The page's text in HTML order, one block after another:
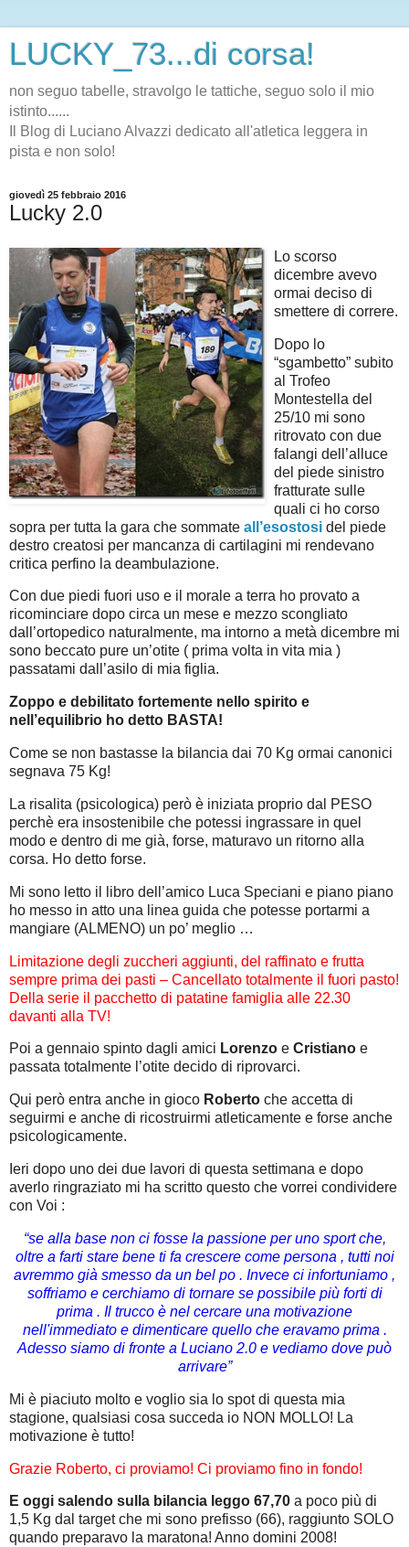
LUCKY_73...di corsa!
non seguo tabelle, stravolgo le tattiche, seguo solo il mio
istinto......
Il Blog di Luciano Alvazzi dedicato all'atletica leggera in
pista e non solo!
giovedì 25 febbraio 2016
Lucky 2.0
Lo scorso
dicembre avevo
ormai deciso di
smettere di correre.
Dopo lo
“sgambetto” subito
al Trofeo
Montestella del
25/10 mi sono
ritrovato con due
falangi dell’alluce
del piede sinistro
fratturate sulle
quali ci ho corso
sopra per tutta la gara che sommate all’esostosi del piede
destro creatosi per mancanza di cartilagini mi rendevano
critica perfino la deambulazione.
Con due piedi fuori uso e il morale a terra ho provato a
ricominciare dopo circa un mese e mezzo scongliato
dall’ortopedico naturalmente, ma intorno a metà dicembre mi
sono beccato pure un’otite ( prima volta in vita mia )
passatami dall’asilo di mia figlia.
Zoppo e debilitato fortemente nello spirito e
nell’equilibrio ho detto BASTA!
Come se non bastasse la bilancia dai 70 Kg ormai canonici
segnava 75 Kg!
La risalita (psicologica) però è iniziata proprio dal PESO
perchè era insostenibile che potessi ingrassare in quel
modo e dentro di me già, forse, maturavo un ritorno alla
corsa. Ho detto forse.
Mi sono letto il libro dell’amico Luca Speciani e piano piano
ho messo in atto una linea guida che potesse portarmi a
mangiare (ALMENO) un po’ meglio …
Limitazione degli zuccheri aggiunti, del raffinato e frutta
sempre prima dei pasti – Cancellato totalmente il fuori pasto!
Della serie il pacchetto di patatine famiglia alle 22.30
davanti alla TV!
Poi a gennaio spinto dagli amici Lorenzo e Cristiano e
passata totalmente l’otite decido di riprovarci.
Qui però entra anche in gioco Roberto che accetta di
seguirmi e anche di ricostruirmi atleticamente e forse anche
psicologicamente.
Ieri dopo uno dei due lavori di questa settimana e dopo
averlo ringraziato mi ha scritto questo che vorrei condividere
con Voi :
“se alla base non ci fosse la passione per uno sport che,
oltre a farti stare bene ti fa crescere come persona , tutti noi
avremmo già smesso da un bel po . Invece ci infortuniamo ,
soffriamo e cerchiamo di tornare se possibile più forti di
prima . Il trucco è nel cercare una motivazione
nell'immediato e dimenticare quello che eravamo prima .
Adesso siamo di fronte a Luciano 2.0 e vediamo dove può
arrivare”
Mi è piaciuto molto e voglio sia lo spot di questa mia
stagione, qualsiasi cosa succeda io NON MOLLO! La
motivazione è tutto!
Grazie Roberto, ci proviamo! Ci proviamo fino in fondo!
E oggi salendo sulla bilancia leggo 67,70 a poco più di
1,5 Kg dal target che mi sono prefisso (66), raggiunto SOLO
quando preparavo la maratona! Anno domini 2008!